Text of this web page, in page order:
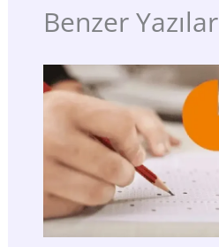
Benzer Yazılar